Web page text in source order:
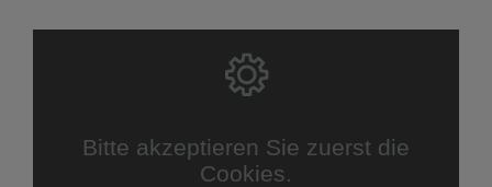
Bitte akzeptieren Sie zuerst die
Cookies.